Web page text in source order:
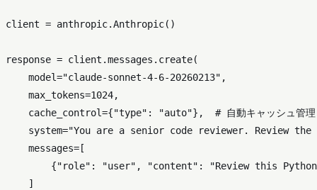
client = anthropic.Anthropic()
response = client.messages.create(
    model=
"claude-sonnet-4-6-20260213" ,
    max_tokens=
1024,
    cache_control={
"type" : "auto"}, # 自動キャッシュ管理
    system=
"You are a senior code reviewer. Review
    messages=[
        {
"role" : "user" , "content" :
"Review this
    ]